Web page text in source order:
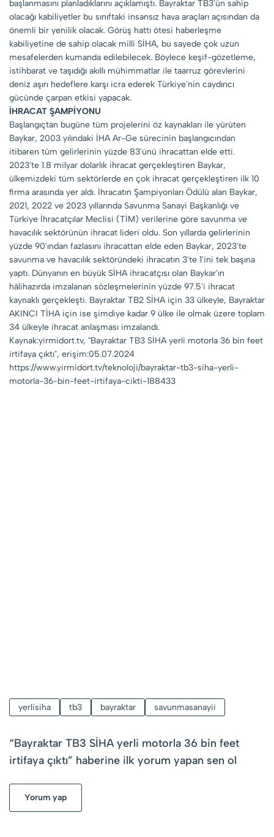
başlanmasını planladıklarını açıklamıştı. Bayraktar TB3'ün sahip
olacağı kabiliyetler bu sınıftaki insansız hava araçları açısından da
önemli bir yenilik olacak. Görüş hattı ötesi haberleşme
kabiliyetine de sahip olacak milli SİHA, bu sayede çok uzun
mesafelerden kumanda edilebilecek. Böylece keşif-gözetleme,
istihbarat ve taşıdığı akıllı mühimmatlar ile taarruz görevlerini
deniz aşırı hedeflere karşı icra ederek Türkiye'nin caydırıcı
gücünde çarpan etkisi yapacak.
İHRACAT ŞAMPİYONU
Başlangıçtan bugüne tüm projelerini öz kaynakları ile yürüten
Baykar, 2003 yılındaki İHA Ar-Ge sürecinin başlangıcından
itibaren tüm gelirlerinin yüzde 83'ünü ihracattan elde etti.
2023'te 1.8 milyar dolarlık ihracat gerçekleştiren Baykar,
ülkemizdeki tüm sektörlerde en çok ihracat gerçekleştiren ilk 10
firma arasında yer aldı. İhracatın Şampiyonları Ödülü alan Baykar,
2021, 2022 ve 2023 yıllarında Savunma Sanayi Başkanlığı ve
Türkiye İhracatçılar Meclisi (TİM) verilerine göre savunma ve
havacılık sektörünün ihracat lideri oldu. Son yıllarda gelirlerinin
yüzde 90'ından fazlasını ihracattan elde eden Baykar, 2023'te
savunma ve havacılık sektöründeki ihracatın 3'te 1'ini tek başına
yaptı. Dünyanın en büyük SİHA ihracatçısı olan Baykar'ın
hâlihazırda imzalanan sözleşmelerinin yüzde 97.5'i ihracat
kaynaklı gerçekleşti. Bayraktar TB2 SİHA için 33 ülkeyle, Bayraktar
AKINCI TİHA için ise şimdiye kadar 9 ülke ile olmak üzere toplam
34 ülkeyle ihracat anlaşması imzalandı.
Kaynak:yirmidort.tv, "Bayraktar TB3 SİHA yerli motorla 36 bin feet
irtifaya çıktı", erişim:05.07.2024
https://www.yirmidort.tv/teknoloji/bayraktar-tb3-siha-yerli-
motorla-36-bin-feet-irtifaya-cikti-188433
yerlisiha tb3 bayraktar savunmasanayii
“Bayraktar TB3 SİHA yerli motorla 36 bin feet
irtifaya çıktı” haberine ilk yorum yapan sen ol
Yorum yap